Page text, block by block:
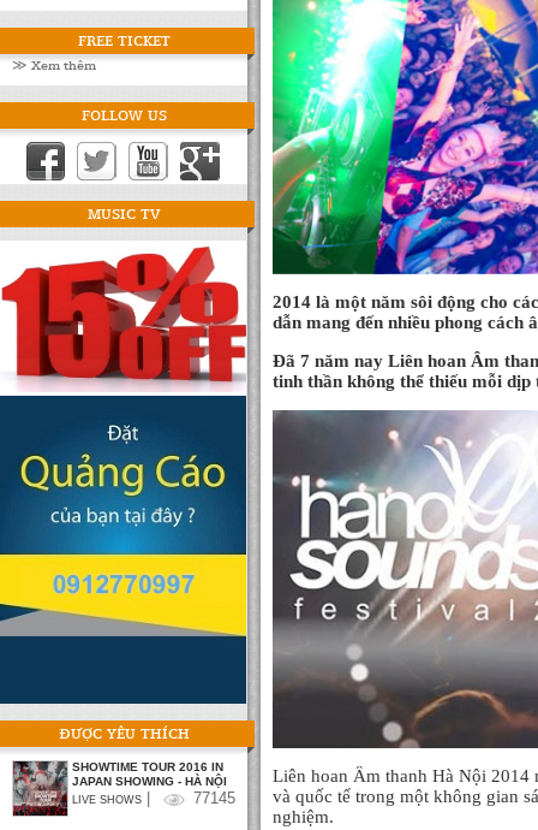
FREE TICKET
≫ Xem thêm
FOLLOW US
MUSIC TV
ĐƯỢC YÊU THÍCH
SHOWTIME TOUR 2016 IN
JAPAN SHOWING - HÀ NỘI
LIVE SHOWS 77145
2014 là một năm sôi động cho
dẫn mang đến nhiều phong cách
Đã 7 năm nay Liên hoan Âm
tinh thần không thể thiếu mỗi dịp
Liên hoan Âm thanh Hà Nội 2014
và quốc tế trong một không gian
nghiệm.